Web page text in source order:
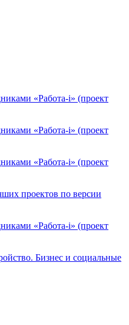
«Работа-i» (проект
«Работа-i» (проект
«Работа-i» (проект
проектов по версии
«Работа-i» (проект
Бизнес и социальные